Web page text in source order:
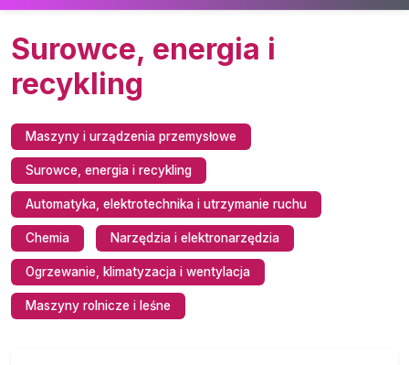
Surowce, energia i
recykling
Maszyny i urządzenia przemysłowe
Surowce, energia i recykling
Automatyka, elektrotechnika i utrzymanie ruchu
Chemia Narzędzia i elektronarzędzia
Ogrzewanie, klimatyzacja i wentylacja
Maszyny rolnicze i leśne